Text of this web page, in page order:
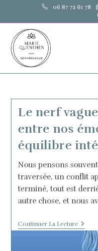
content
06 87 72 61 78
Le nerf
entre nos
équilibre
Nous pensons
traversée, un conflit
terminé, tout est
autre chose, et nous
Continuer La LectureLe
Nerf
Vague